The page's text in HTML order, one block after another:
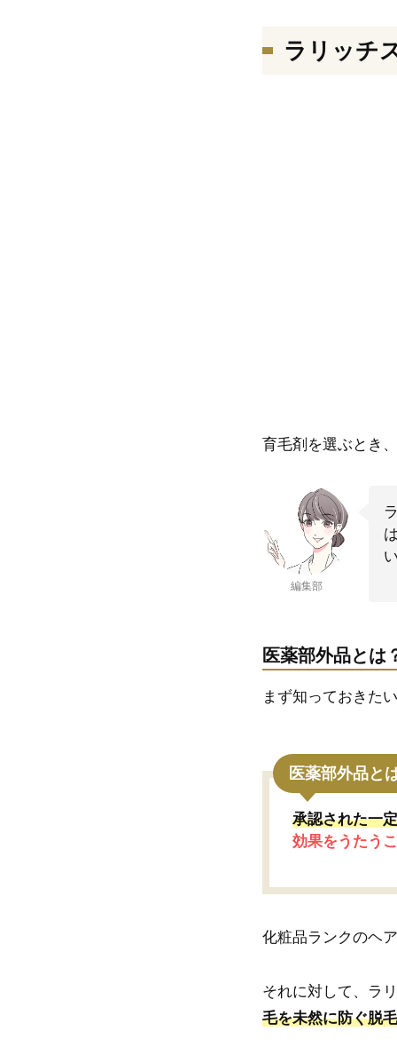
ラリッチ
育毛剤を選ぶとき
編集部
医薬部外品とは
まず知っておきた
医薬部外品と
承認された一
効果をうたう
化粧品ランクのヘ
それに対して、ラ
毛を未然に防ぐ脱